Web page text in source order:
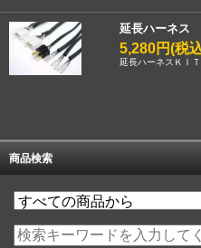
延長ハーネス
5,280円(税
延長ハーネスＫＩＴ
商品検索